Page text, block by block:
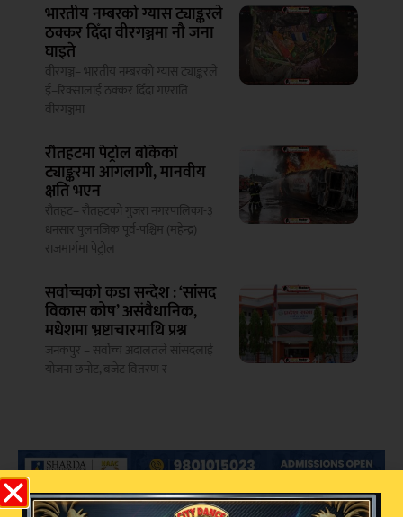
भारतीय नम्बरको ग्यास ट्याङ्करले
ठक्कर दिँदा वीरगञ्जमा नौ जना
घाइते
वीरगञ्ज– भारतीय नम्बरको ग्यास ट्याङ्करले
ई–रिक्सालाई ठक्कर दिँदा गएराति
वीरगञ्जमा
रौतहटमा पेट्रोल बोकेको
ट्याङ्करमा आगलागी, मानवीय
क्षति भएन
रौतहट– रौतहटको गुजरा नगरपालिका-३
धनसार पुलनजिक पूर्व-पश्चिम (महेन्द्र)
राजमार्गमा पेट्रोल
सर्वोच्चको कडा सन्देश : ‘सांसद
विकास कोष’ असंवैधानिक,
मधेशमा भ्रष्टाचारमाथि प्रश्न
जनकपुर – सर्वोच्च अदालतले सांसदलाई
योजना छनोट, बजेट वितरण र